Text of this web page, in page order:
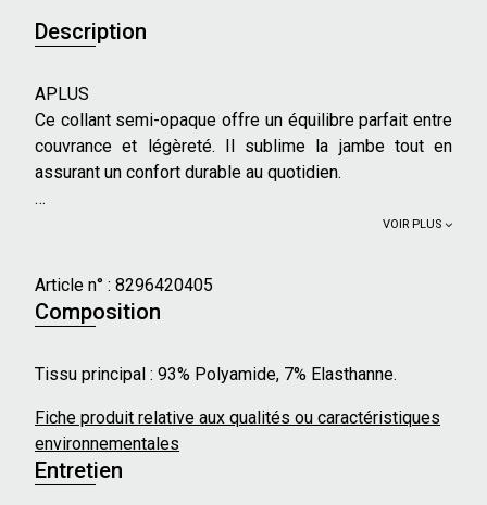
Description
APLUS
Ce collant semi-opaque offre un équilibre parfait entre
couvrance et légèreté. Il sublime la jambe tout en
assurant un confort durable au quotidien.
VOIR PLUS
Article n° : 8296420405
Composition
Tissu principal : 93% Polyamide, 7% Elasthanne.
Fiche produit relative aux qualités ou caractéristiques
environnementales
Entretien